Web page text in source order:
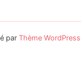
par Thème WordPress